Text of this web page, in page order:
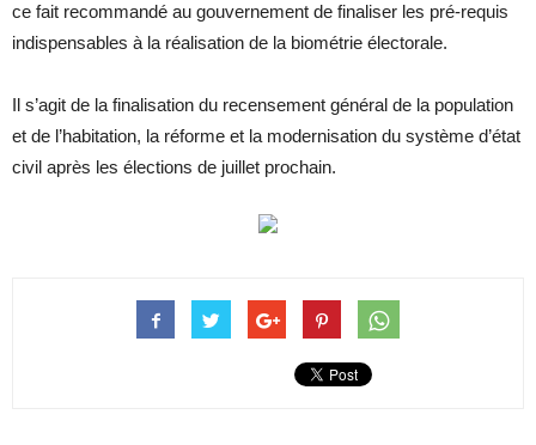
ce fait recommandé au gouvernement de finaliser les pré-requis
indispensables à la réalisation de la biométrie électorale.
Il s’agit de la finalisation du recensement général de la population
et de l’habitation, la réforme et la modernisation du système d’état
civil après les élections de juillet prochain.